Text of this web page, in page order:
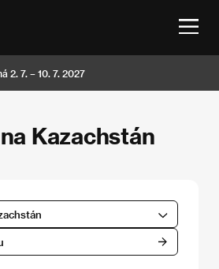
2. 7. – 10. 7. 2027
Kazachstán